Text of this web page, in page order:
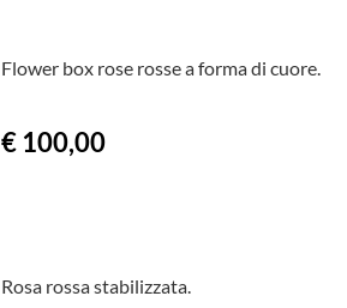
Flower box rose rosse a forma di cuore.
€ 100,00
Rosa rossa stabilizzata.